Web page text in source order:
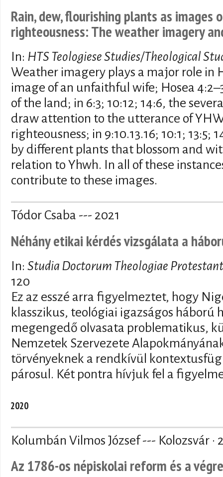
Rain, dew, flourishing plants as images
righteousness: The weather imagery
In: HTS Teologiese Studies/Theological
Weather imagery plays a major role in
image of an unfaithful wife; Hosea
of the land; in 6:3; 10:12; 14:6, the
draw attention to the utterance of
righteousness; in 9:10.13.16; 10:1; 13:5;
by different plants that blossom and
relation to Yhwh. In all of these
contribute to these images.
Tódor Csaba --- 2021
Néhány etikai kérdés vizsgálata a
In: Studia Doctorum Theologiae
120
Ez az esszé arra figyelmeztet, hogy
klasszikus, teológiai igazságos háború
megengedő olvasata problematikus,
Nemzetek Szervezete
törvényeknek a rendkívül
párosul. Két pontra hívjuk fel a
2020
Kolumbán Vilmos József --- Kolozsvár ·
Az 1786-os népiskolai reform és a